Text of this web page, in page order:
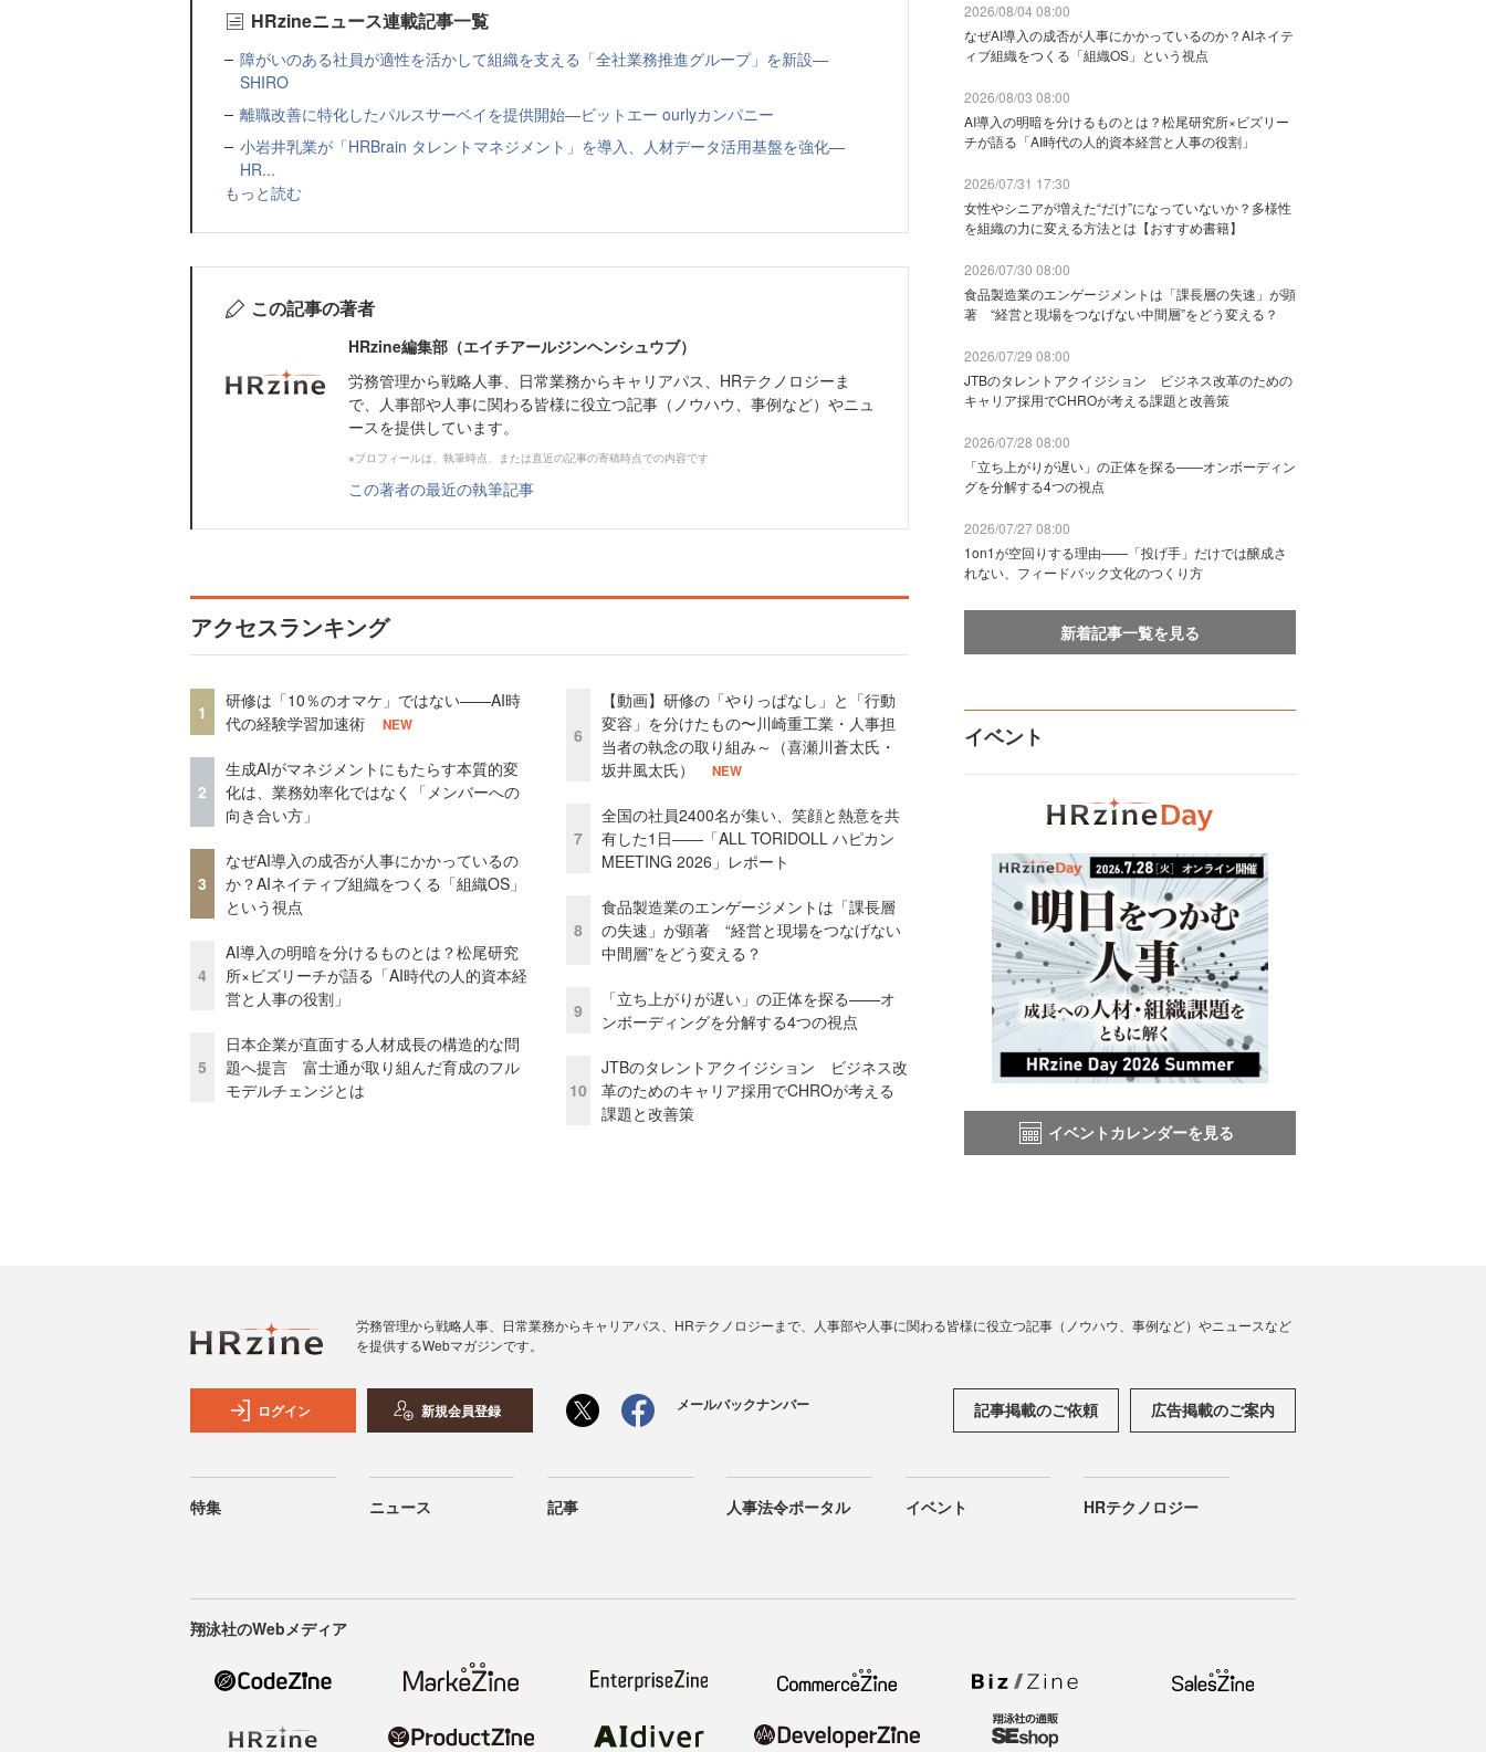
HRzineニュース連載記事一覧
障がいのある社員が適性を活かして組織を支える「全社業務推進グループ」を新設—
SHIRO
離職改善に特化したパルスサーベイを提供開始—ビットエー ourlyカンパニー
小岩井乳業が「HRBrain タレントマネジメント」を導入、人材データ活用基盤を強化—
HR...
もっと読む
この記事の著者
HRzine編集部（エイチアールジンヘンシュウブ）
労務管理から戦略人事、日常業務からキャリアパス、HRテクノロジーま
で、人事部や人事に関わる皆様に役立つ記事（ノウハウ、事例など）やニュ
ースを提供しています。
※プロフィールは、執筆時点、または直近の記事の寄稿時点での内容です
この著者の最近の執筆記事
アクセスランキング
1
研修は「10％のオマケ」ではない——AI時
代の経験学習加速術
NEW
2
生成AIがマネジメントにもたらす本質的変
化は、業務効率化ではなく「メンバーへの
向き合い方」
3
なぜAI導入の成否が人事にかかっているの
か？AIネイティブ組織をつくる「組織OS」
という視点
4
AI導入の明暗を分けるものとは？松尾研究
所×ビズリーチが語る「AI時代の人的資本経
営と人事の役割」
5
日本企業が直面する人材成長の構造的な問
題へ提言 富士通が取り組んだ育成のフル
モデルチェンジとは
6
【動画】研修の「やりっぱなし」と「行動
変容」を分けたもの〜川崎重工業・人事担
当者の執念の取り組み～（喜瀬川蒼太氏・
坂井風太氏）
NEW
7
全国の社員2400名が集い、笑顔と熱意を共
有した1日――「ALL TORIDOLL ハピカン
MEETING 2026」レポート
8
食品製造業のエンゲージメントは「課長層
の失速」が顕著 “経営と現場をつなげない
中間層”をどう変える？
9
「立ち上がりが遅い」の正体を探る——オ
ンボーディングを分解する4つの視点
10
JTBのタレントアクイジション ビジネス改
革のためのキャリア採用でCHROが考える
課題と改善策
2026/08/04 08:00
なぜAI導入の成否が人事にかかっているのか？AIネイテ
ィブ組織をつくる「組織OS」という視点
2026/08/03 08:00
AI導入の明暗を分けるものとは？松尾研究所×ビズリー
チが語る「AI時代の人的資本経営と人事の役割」
2026/07/31 17:30
女性やシニアが増えた“だけ”になっていないか？多様性
を組織の力に変える方法とは【おすすめ書籍】
2026/07/30 08:00
食品製造業のエンゲージメントは「課長層の失速」が顕
著 “経営と現場をつなげない中間層”をどう変える？
2026/07/29 08:00
JTBのタレントアクイジション ビジネス改革のための
キャリア採用でCHROが考える課題と改善策
2026/07/28 08:00
「立ち上がりが遅い」の正体を探る——オンボーディン
グを分解する4つの視点
2026/07/27 08:00
1on1が空回りする理由——「投げ手」だけでは醸成さ
れない、フィードバック文化のつくり方
新着記事一覧を見る
イベント
イベントカレンダーを見る
労務管理から戦略人事、日常業務からキャリアパス、HRテクノロジーまで、人事部や人事に関わる皆様に役立つ記事（ノウハウ、事例など）やニュースなど
を提供するWebマガジンです。
ログイン 新規会員登録 メールバックナンバー 記事掲載のご依頼 広告掲載のご案内
特集 ニュース 記事 人事法令ポータル イベント HRテクノロジー
翔泳社のWebメディア